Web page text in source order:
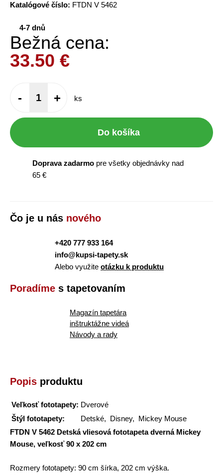
Katalógové číslo: FTDN V 5462
4-7 dnů
Bežná cena:
33.50 €
- + ks
Do košíka
Doprava zadarmo pre všetky objednávky nad
65 €
Čo je u nás nového
+420 777 933 164
info@kupsi-tapety.sk
Alebo využite otázku k produktu
Poradíme s tapetovaním
Magazín tapetára
inštruktážne videá
Návody a rady
Popis produktu
Veľkosť fototapety: Dverové
Štýl fototapety:
Detské, Disney, Mickey Mouse
FTDN V 5462 Detská vliesová fototapeta dverná Mickey
Mouse, veľkosť 90 x 202 cm
Rozmery fototapety: 90 cm šírka, 202 cm výška.